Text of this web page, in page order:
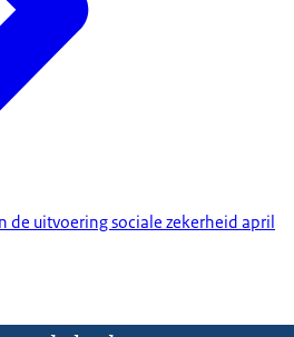
de uitvoering sociale zekerheid april